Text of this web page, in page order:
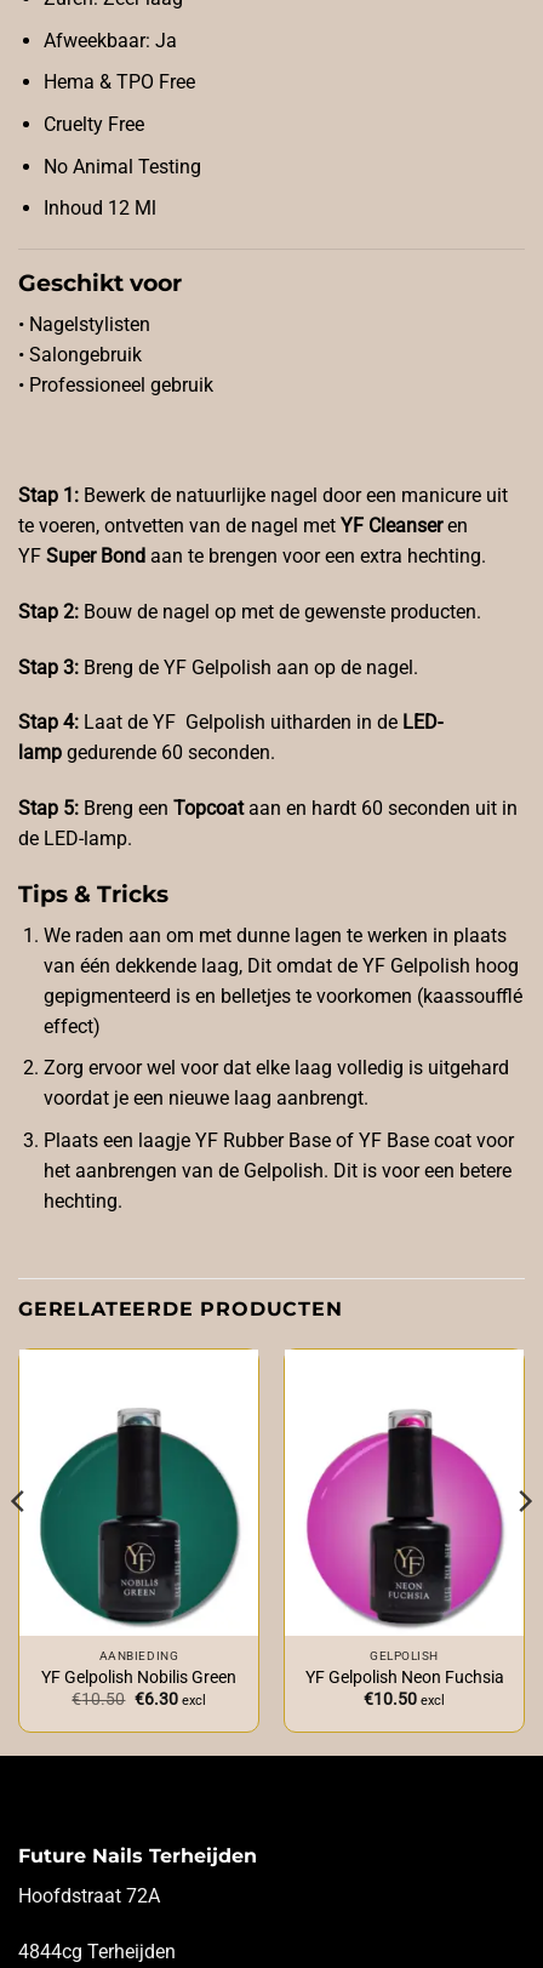
Afweekbaar: Ja
Hema & TPO Free
Cruelty Free
No Animal Testing
Inhoud 12 Ml
Geschikt voor
• Nagelstylisten
• Salongebruik
• Professioneel gebruik
Stap 1: Bewerk de natuurlijke nagel door een manicure uit
te voeren, ontvetten van de nagel met YF Cleanser en
YF Super Bond aan te brengen voor een extra hechting.
Stap 2: Bouw de nagel op met de gewenste producten.
Stap 3: Breng de YF Gelpolish aan op de nagel.
Stap 4: Laat de YF Gelpolish uitharden in de LED-
lamp gedurende 60 seconden.
Stap 5: Breng een Topcoataan en hardt 60 seconden uit in
de LED-lamp.
Tips & Tricks
We raden aan om met dunne lagen te werken in plaats
van één dekkende laag, Dit omdat de YF Gelpolish hoog
gepigmenteerd is en belletjes te voorkomen (kaassoufflé
effect)
Zorg ervoor wel voor dat elke laag volledig is uitgehard
voordat je een nieuwe laag aanbrengt.
Plaats een laagje YF Rubber Baseof YF Base coat voor
het aanbrengen van de Gelpolish. Dit is voor een betere
hechting.
GERELATEERDE PRODUCTEN
AANBIEDING
YF Gelpolish Nobilis Green
€10.50 Oorspronkelijke
was:
€6.30Huidige
is:
excl
GELPOLISH
YF Gelpolish Neon Fuchsia
€10.50 excl
Future Nails Terheijden
Hoofdstraat 72A
4844cg Terheijden